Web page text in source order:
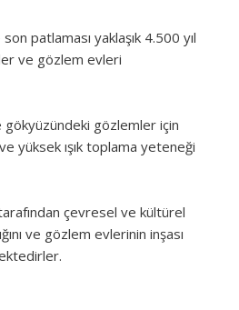
patlaması yaklaşık 4.500 yıl
ve gözlem evleri
gökyüzündeki gözlemler için
yüksek ışık toplama yeteneği
çevresel ve kültürel
ve gözlem evlerinin inşası